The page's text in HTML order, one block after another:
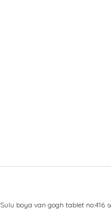
Sulu boya van gogh tablet no:416